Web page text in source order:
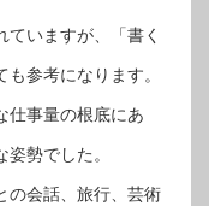
いますが、「書く
参考になります。
仕事量の根底にあ
勢でした。
の会話、旅行、芸術